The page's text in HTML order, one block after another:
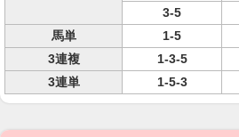
3-5
馬単
1-5
3連複
1-3-5
3連単
1-5-3